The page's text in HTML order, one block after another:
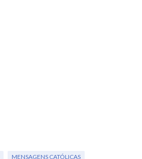
MENSAGENS CATÓLICAS